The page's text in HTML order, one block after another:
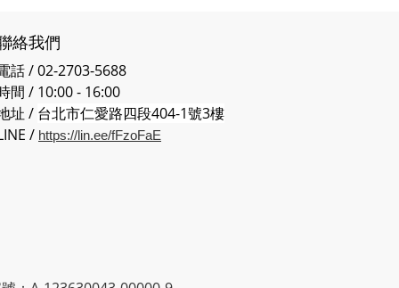
絡我們
話 / 02-2703-5688
間 / 10:00 - 16:00
址 / 台北市仁愛路四段404-1號3樓
/ https://lin.ee/fFzoFaE